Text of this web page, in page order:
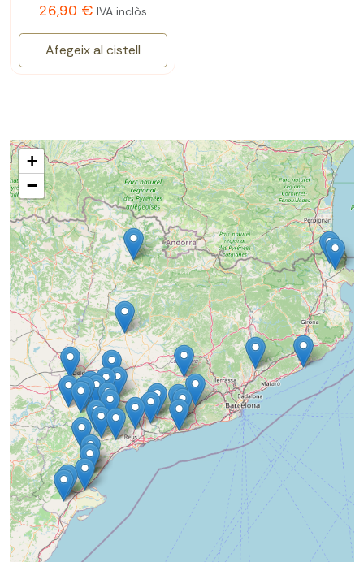
26,90 € IVA inclòs
Afegeix al cistell
+
−